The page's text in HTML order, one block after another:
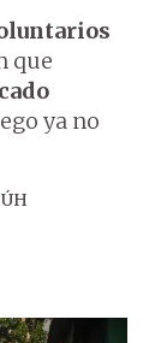
que
ya no